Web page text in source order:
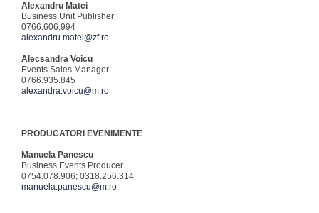
Alexandru Matei
Business Unit Publisher
0766.606.994
alexandru.matei@zf.ro
Alecsandra Voicu
Events Sales Manager
0766.935.845
alexandra.voicu@m.ro
PRODUCATORI EVENIMENTE
Manuela Panescu
Business Events Producer
0754.078.906; 0318.256.314
manuela.panescu@m.ro